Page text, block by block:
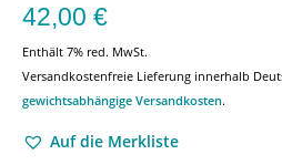
42,00 €
Enthält 7% red. MwSt.
Versandkostenfreie Lieferung innerhalb
gewichtsabhängige Versandkosten.
Auf die Merkliste